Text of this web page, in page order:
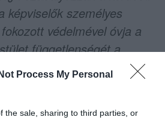
Process My Personal
the sale, sharing to third parties, or
képviselők személyes
védelmével óvja a
függetlenségét a
illetéktelen befolyásoktól
parlamenti képviselőt